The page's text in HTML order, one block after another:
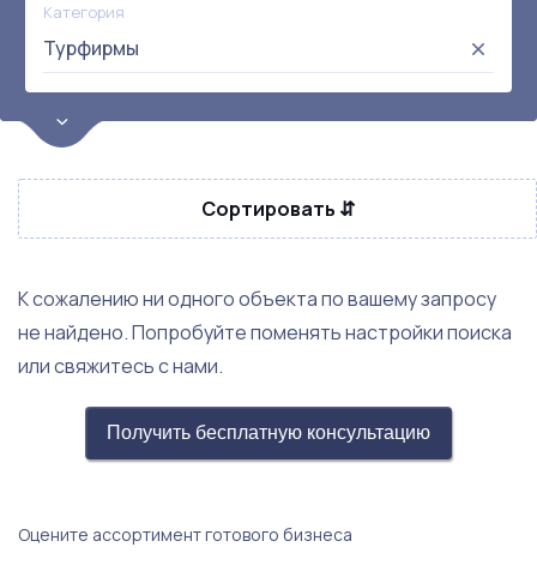
Категория
Турфирмы
Цена
от:
до:
Прибыль
Сортировать ⇵
К сожалению ни одного объекта по вашему запросу
не найдено. Попробуйте поменять настройки поиска
или свяжитесь с нами.
Получить бесплатную консультацию
Оцените ассортимент готового бизнеса